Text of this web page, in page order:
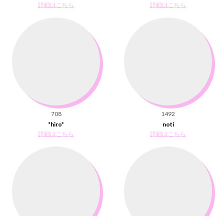
詳細はこちら
詳細はこちら
708
*hiro*
詳細はこちら
1492
noti
詳細はこちら